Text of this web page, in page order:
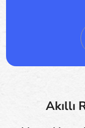
Akıllı